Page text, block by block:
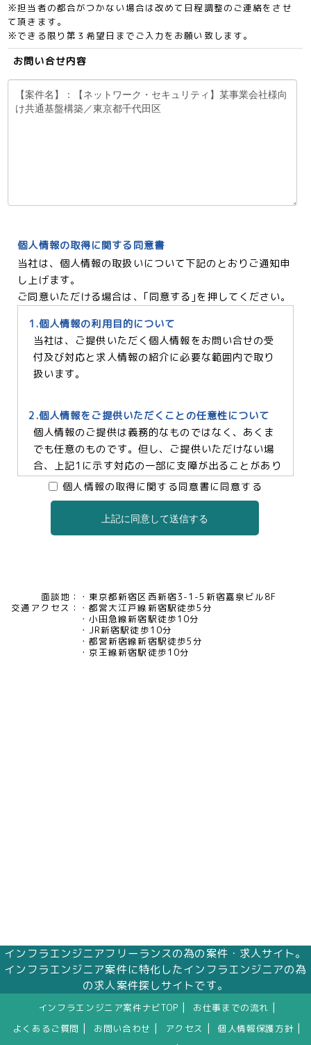
※担当者の都合がつかない場合は改めて日程調整のご連絡をさせ
て頂きます。
※できる限り第３希望日までご入力をお願い致します。
お問い合せ内容
個人情報の取得に関する同意書
当社は、個人情報の取扱いについて下記のとおりご通知申
し上げます。
ご同意いただける場合は、｢同意する｣を押してください。
1.個人情報の利用目的について
当社は、ご提供いただく個人情報をお問い合せの受
付及び対応と求人情報の紹介に必要な範囲内で取り
扱います。
2.個人情報をご提供いただくことの任意性について
個人情報のご提供は義務的なものではなく、あくま
でも任意のものです。但し、ご提供いただけない場
合、上記1に示す対応の一部に支障が出ることがあり
ますので、予めご了承ください。
3.個人情報の提供及び委託について
4.個人情報の開示等について
当社は、お客様本人から保有個人データについて利
用目的の通知、開示、内容の訂正・追加・削除、利
個人情報の取得に関する同意書に同意する
上記に同意して送信する
面談地：
東京都新宿区西新宿3-1-5新宿嘉泉ビル8F
交通アクセス：
都営大江戸線新宿駅徒歩5分
小田急線新宿駅徒歩10分
JR新宿駅徒歩10分
都営新宿線新宿駅徒歩5分
京王線新宿駅徒歩10分
インフラエンジニアフリーランスの為の案件・求人サイト。
インフラエンジニア案件に特化したインフラエンジニアの為
の求人案件探しサイトです。
インフラエンジニア案件ナビTOP お仕事までの流れ
よくあるご質問 お問い合わせ アクセス 個人情報保護方針